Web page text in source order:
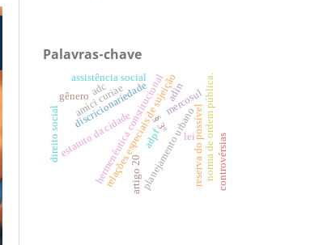
Palavras-chave
planejamento urbano
hermenêutica constitucional
estatuto da cidade reserva do possível
discricionariedade
lei
relações especiais de sujeição
direito social
assistência social
artigo 20
§ 3º norma de ordem pública.controvérsias
mercosul
amici curiae
adc adin
adpf
gênero